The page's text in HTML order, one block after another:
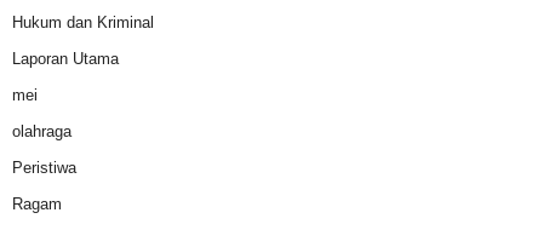
Hukum dan Kriminal
Laporan Utama
mei
olahraga
Peristiwa
Ragam